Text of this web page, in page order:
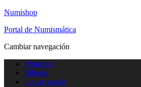
Numishop
Portal de Numismática
Cambiar navegación
Monedas
Billetes
Iniciar sesión